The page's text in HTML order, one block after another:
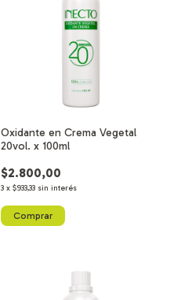
Oxidante en Crema Vegetal
20vol. x 100ml
$2.800,00
3 x $933,33 sin interés